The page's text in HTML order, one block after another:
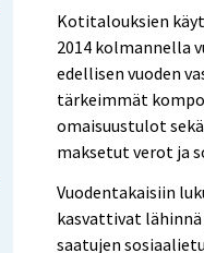
Kotitalouksien
2014 kolmannella
edellisen vuoden
tärkeimmät
omaisuustulot
maksetut verot ja
Vuodentakaisiin
kasvattivat
saatujen